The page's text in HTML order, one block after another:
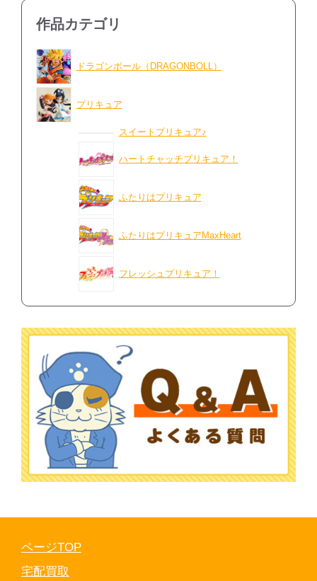
作品カテゴリ
ドラゴンボール（DRAGONBOLL）
プリキュア
スイートプリキュア♪
ハートチャッチプリキュア！
ふたりはプリキュア
ふたりはプリキュアMaxHeart
フレッシュプリキュア！
ページTOP
宅配買取